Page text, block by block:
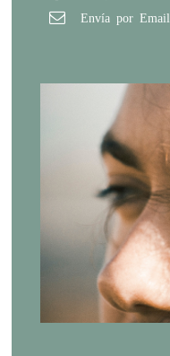
Envía por Email